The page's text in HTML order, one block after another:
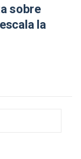
sobre
la